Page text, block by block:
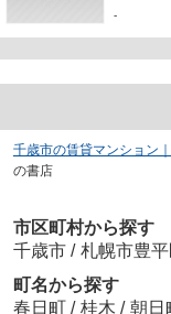
-
千歳市の賃貸マンション
の書店
市区町村から探す
千歳市 / 札幌市豊平
町名から探す
春日町 / 桂木 / 朝日